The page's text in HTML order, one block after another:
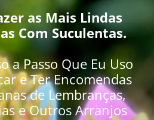
as Mais Lindas
Com Suculentas.
a Passo Que Eu Uso
e Ter Encomendas
de Lembranças,
e Outros Arranjos